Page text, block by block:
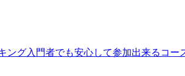
グ入門者でも安心して参加出来るコ